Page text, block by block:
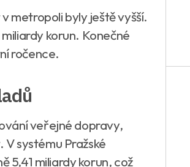
metropoli byly ještě vyšší.
korun. Konečné
ročence.
veřejné dopravy,
systému Pražské
5,41 miliardy korun, což